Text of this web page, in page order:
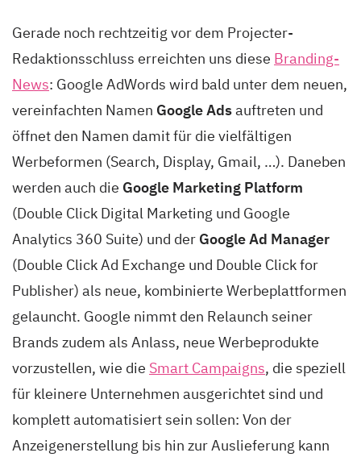
Gerade noch rechtzeitig vor dem Projecter-
Redaktionsschluss erreichten uns diese Branding-
News: Google AdWords wird bald unter dem neuen,
vereinfachten Namen Google Adsauftreten und
öffnet den Namen damit für die vielfältigen
Werbeformen (Search, Display, Gmail, …). Daneben
werden auch die Google Marketing Platform
(Double Click Digital Marketing und Google
Analytics 360 Suite) und der Google Ad Manager
(Double Click Ad Exchange und Double Click for
Publisher) als neue, kombinierte Werbeplattformen
gelauncht. Google nimmt den Relaunch seiner
Brands zudem als Anlass, neue Werbeprodukte
vorzustellen, wie die Smart Campaigns, die speziell
für kleinere Unternehmen ausgerichtet sind und
komplett automatisiert sein sollen: Von der
Anzeigenerstellung bis hin zur Auslieferung kann